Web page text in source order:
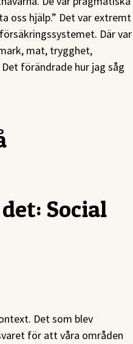
oss hjälp.” Det var extremt
Där var
mat, trygghet,
förändrade hur jag såg
Social
Det som blev
för att våra områden